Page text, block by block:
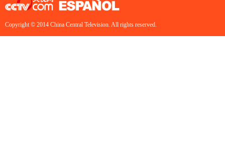
Copyright © 2014 China Central Television. All rights reserved.